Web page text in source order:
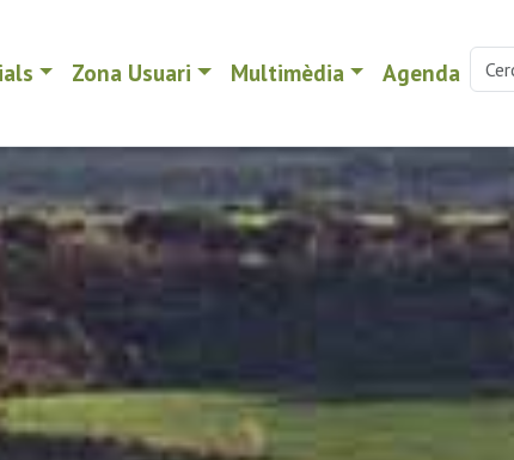
Zona Usuari Multimèdia Agenda